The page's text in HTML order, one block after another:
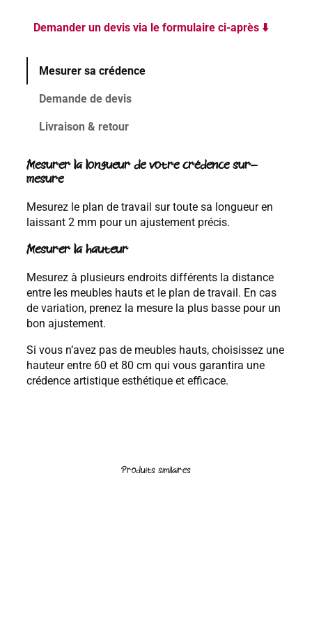
Demander un devis via le formulaire ci-après ⬇️
Mesurer sa crédence
Demande de devis
Livraison & retour
Mesurer la longueur de votre crédence sur-
mesure
Mesurez le plan de travail sur toute sa longueur en
laissant 2 mm pour un ajustement précis.
Mesurer la hauteur
Mesurez à plusieurs endroits différents la distance
entre les meubles hauts et le plan de travail. En cas
de variation, prenez la mesure la plus basse pour un
bon ajustement.
Si vous n’avez pas de meubles hauts, choisissez une
hauteur entre 60 et 80 cm qui vous garantira une
crédence artistique esthétique et efficace.
Produits similaires